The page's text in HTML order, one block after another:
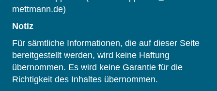
mettmann.de)
Notiz
Für sämtliche Informationen, die auf dieser Seite
bereitgestellt werden, wird keine Haftung
übernommen. Es wird keine Garantie für die
Richtigkeit des Inhaltes übernommen.